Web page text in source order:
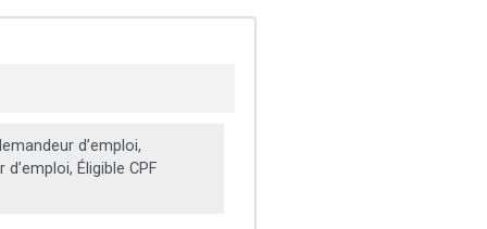
d’emploi,
d’emploi, Éligible CPF